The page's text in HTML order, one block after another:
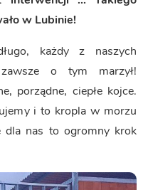
w Lubinie!
każdy z naszych
o tym marzył!
porządne, ciepłe kojce.
i to kropla w morzu
dla nas to ogromny krok